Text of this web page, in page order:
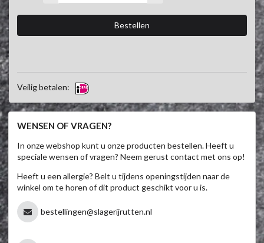
Veilig betalen:
WENSEN OF VRAGEN?
In onze webshop kunt u onze producten bestellen. Heeft u
speciale wensen of vragen? Neem gerust contact met ons op!
Heeft u een allergie? Belt u tijdens openingstijden naar de
winkel om te horen of dit product geschikt voor u is.
bestellingen@slagerijrutten.nl